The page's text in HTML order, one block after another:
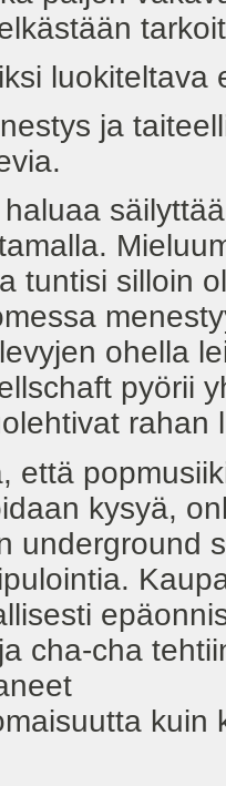
ja
tuntisi silloin
ohella
pyörii
rahan
että
kysyä,
underground
cha-cha
kuin